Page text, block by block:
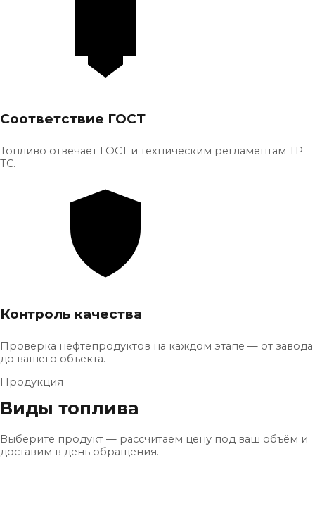
Соответствие ГОСТ
Топливо отвечает ГОСТ и техническим регламентам ТР
ТС.
Контроль качества
Проверка нефтепродуктов на каждом этапе — от завода
до вашего объекта.
Продукция
Виды топлива
Выберите продукт — рассчитаем цену под ваш объём и
доставим в день обращения.